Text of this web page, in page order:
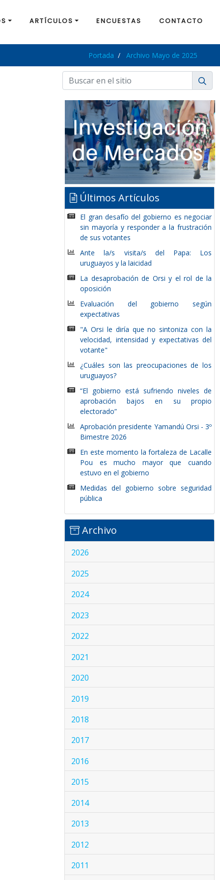
ARTÍCULOS ENCUESTAS CONTACTO
Portada Archivo Mayo de 2025
Últimos Artículos
El gran desafío del gobierno es negociar
sin mayoría y responder a la frustración
de sus votantes
Ante la/s visita/s del Papa: Los
uruguayos y la laicidad
La desaprobación de Orsi y el rol de la
oposición
Evaluación del gobierno según
expectativas
"A Orsi le diría que no sintoniza con la
velocidad, intensidad y expectativas del
votante"
¿Cuáles son las preocupaciones de los
uruguayos?
“El gobierno está sufriendo niveles de
aprobación bajos en su propio
electorado”
Aprobación presidente Yamandú Orsi - 3º
Bimestre 2026
En este momento la fortaleza de Lacalle
Pou es mucho mayor que cuando
estuvo en el gobierno
Medidas del gobierno sobre seguridad
pública
Archivo
2026
2025
2024
2023
2022
2021
2020
2019
2018
2017
2016
2015
2014
2013
2012
2011